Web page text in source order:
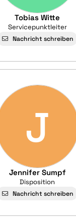
Tobias Witte
Servicepunktleiter
Nachricht schreiben
J
Jennifer Sumpf
Disposition
Nachricht schreiben